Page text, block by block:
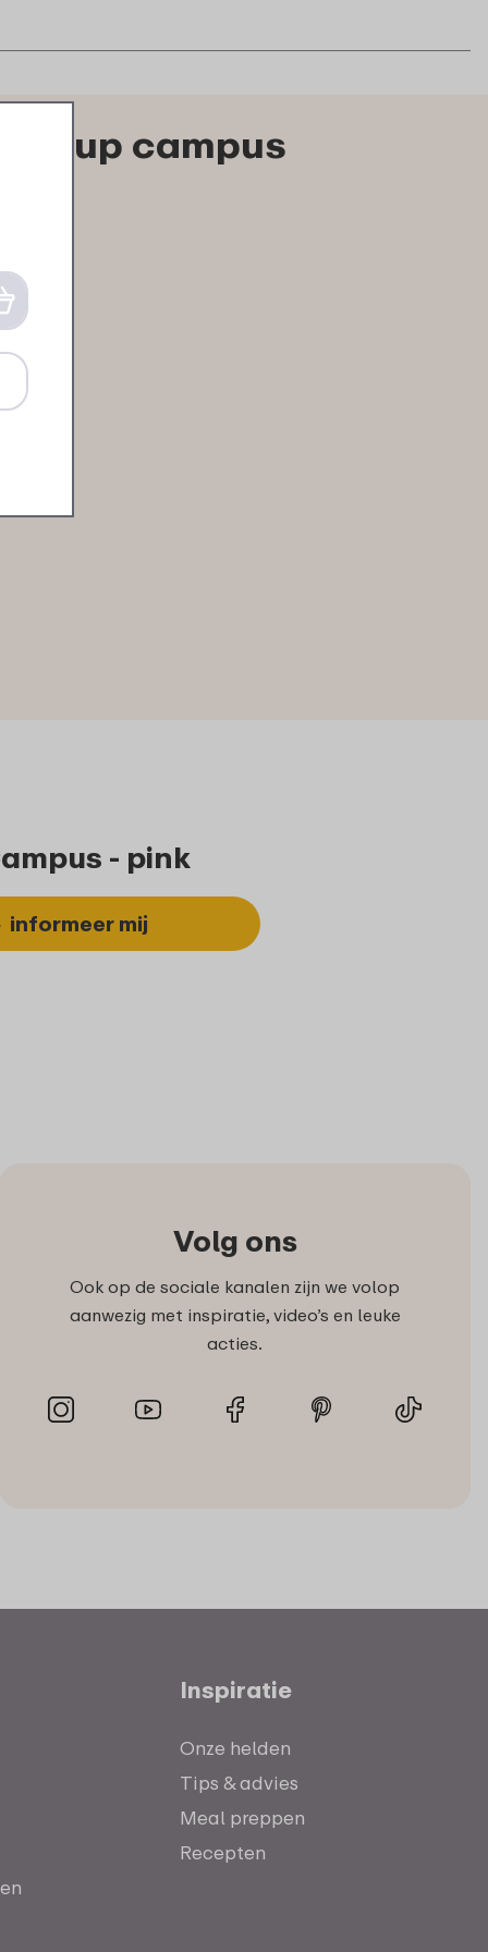
up campus
- pink
informeer mij
Volg ons
Ook op de sociale kanalen zijn we volop
aanwezig met inspiratie, video’s en leuke
acties.
Inspiratie
Onze helden
Tips & advies
Meal preppen
Recepten